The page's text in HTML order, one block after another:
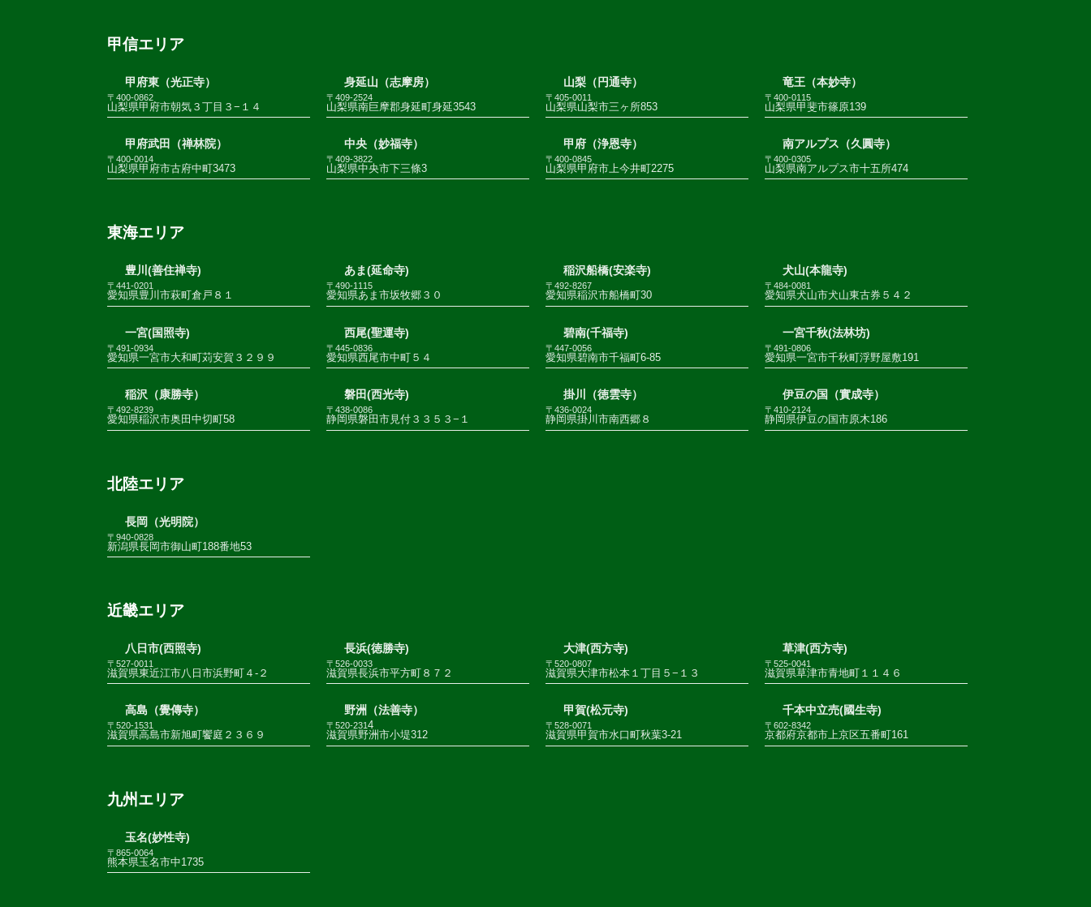
甲信エリア
甲府東（光正寺）
〒400-0862
山梨県甲府市朝気３丁目３−１４
身延山（志摩房）
〒409-2524
山梨県南巨摩郡身延町身延3543
山梨（円通寺）
〒405-0011
山梨県山梨市三ヶ所853
竜王（本妙寺）
〒400-0115
山梨県甲斐市篠原139
甲府武田（禅林院）
〒400-0014
山梨県甲府市古府中町3473
中央（妙福寺）
〒409-3822
山梨県中央市下三條3
甲府（浄恩寺）
〒400-0845
山梨県甲府市上今井町2275
南アルプス（久圓寺）
〒400-0305
山梨県南アルプス市十五所474
東海エリア
豊川(善住禅寺)
〒441-0201
愛知県豊川市萩町倉戸８１
あま(延命寺)
〒490-1115
愛知県あま市坂牧郷３０
稲沢船橋(安楽寺)
〒492-8267
愛知県稲沢市船橋町30
犬山(本龍寺)
〒484-0081
愛知県犬山市犬山東古券５４２
一宮(国照寺)
〒491-0934
愛知県一宮市大和町苅安賀３２９９
西尾(聖運寺)
〒445-0836
愛知県西尾市中町５４
碧南(千福寺)
〒447-0056
愛知県碧南市千福町6-85
一宮千秋(法林坊)
〒491-0806
愛知県一宮市千秋町浮野屋敷191
稲沢（康勝寺）
〒492-8239
愛知県稲沢市奥田中切町58
磐田(西光寺)
〒438-0086
静岡県磐田市見付３３５３−１
掛川（徳雲寺）
〒436-0024
静岡県掛川市南西郷８
伊豆の国（實成寺）
〒410-2124
静岡県伊豆の国市原木186
北陸エリア
長岡（光明院）
〒940-0828
新潟県長岡市御山町188番地53
近畿エリア
八日市(西照寺)
〒527-0011
滋賀県東近江市八日市浜野町４-２
長浜(徳勝寺)
〒526-0033
滋賀県長浜市平方町８７２
大津(西方寺)
〒520-0807
滋賀県大津市松本１丁目５−１３
草津(西方寺)
〒525-0041
滋賀県草津市青地町１１４６
高島（覺傳寺）
〒520-1531
滋賀県高島市新旭町饗庭２３６９
野洲（法善寺）
〒520-231 4
滋賀県野洲市小堤312
甲賀(松元寺)
〒528-0071
滋賀県甲賀市水口町秋葉3-21
千本中立売(國生寺)
〒602-8342
京都府京都市上京区五番町161
九州エリア
玉名(妙性寺)
〒865-0064
熊本県玉名市中1735